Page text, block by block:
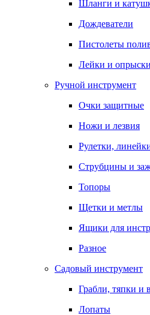
Шланги и
Дождеватели
Пистолеты
Лейки и
Ручной инструмент
Очки защитные
Ножи и лезвия
Рулетки,
Струбцины и
Топоры
Щетки и метлы
Ящики для
Разное
Садовый инструмент
Грабли, тяпки и
Лопаты